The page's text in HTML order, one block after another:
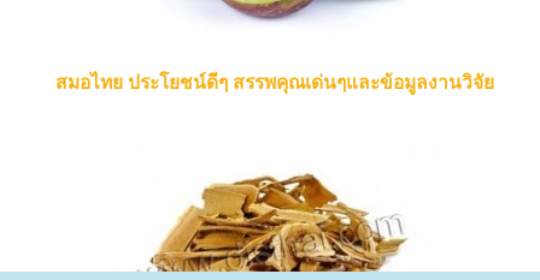
สมอไทย ประโยชน์ดีๆ สรรพคุณเด่นๆและข้อมูลงานวิจัย